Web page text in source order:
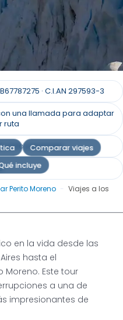
Perito
Buenos
al majestuoso glaciar
Comparar viajes
incluye
· C.I.AN 297593-3
una llamada para adaptar
ruta
solo personas.
Perito Moreno - Viajes a los
en la vida desde las
hasta el
Moreno. Este tour
a una de
impresionantes de